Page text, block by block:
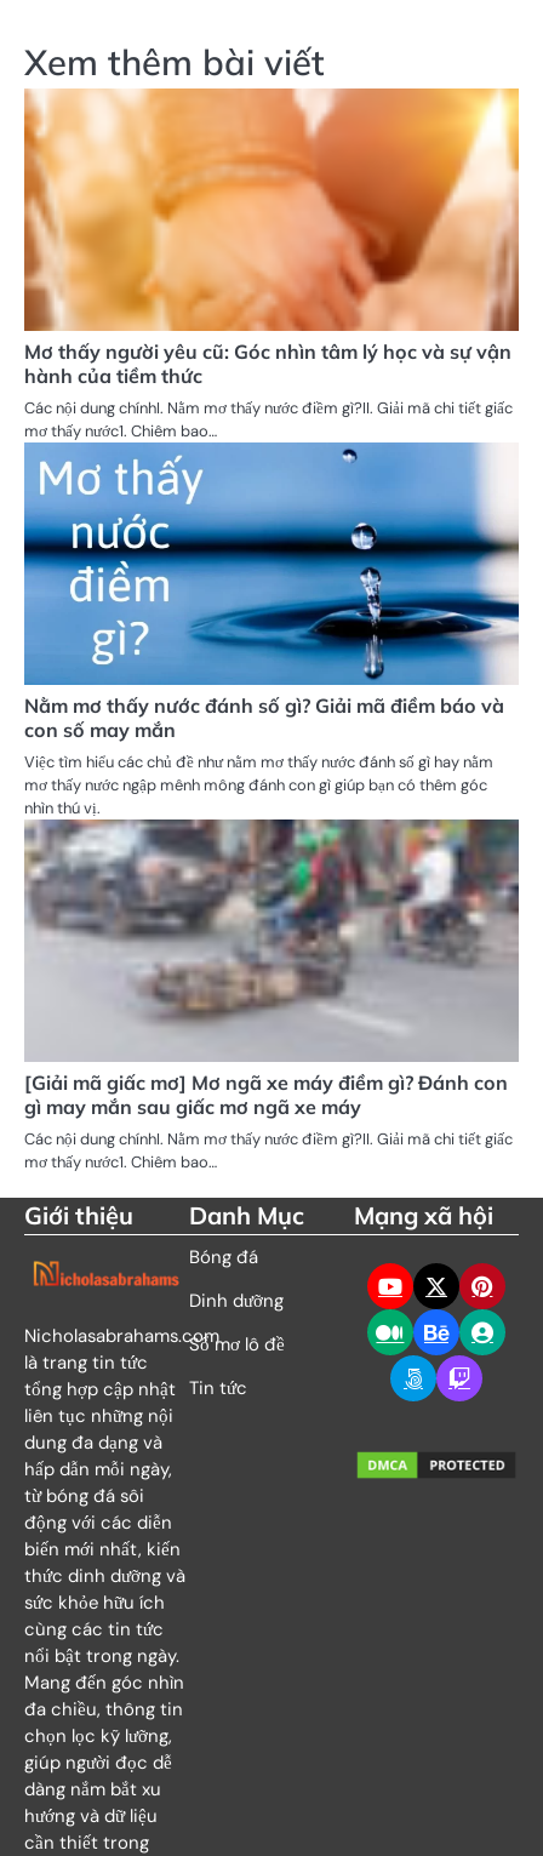
viết
Xem thêm bài viết
Mơ thấy người yêu cũ: Góc nhìn tâm lý học và sự vận
hành của tiềm thức
Các nội dung chínhI. Nằm mơ thấy nước điềm gì?II. Giải mã chi tiết giấc
mơ thấy nước1. Chiêm bao…
Nằm mơ thấy nước đánh số gì? Giải mã điềm báo và
con số may mắn
Việc tìm hiểu các chủ đề như nằm mơ thấy nước đánh số gì hay nằm
mơ thấy nước ngập mênh mông đánh con gì giúp bạn có thêm góc
nhìn thú vị.
[Giải mã giấc mơ] Mơ ngã xe máy điềm gì? Đánh con
gì may mắn sau giấc mơ ngã xe máy
Các nội dung chínhI. Nằm mơ thấy nước điềm gì?II. Giải mã chi tiết giấc
mơ thấy nước1. Chiêm bao…
Giới thiệu
Nicholasabrahams.com
là trang tin tức
tổng hợp cập nhật
liên tục những nội
dung đa dạng và
hấp dẫn mỗi ngày,
từ bóng đá sôi
động với các diễn
biến mới nhất, kiến
thức dinh dưỡng và
sức khỏe hữu ích
cùng các tin tức
nổi bật trong ngày.
Mang đến góc nhìn
đa chiều, thông tin
chọn lọc kỹ lưỡng,
giúp người đọc dễ
dàng nắm bắt xu
hướng và dữ liệu
cần thiết trong
Danh Mục
Bóng đá
Dinh dưỡng
Sổ mơ lô đề
Tin tức
Mạng xã hội